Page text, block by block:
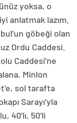
yoksa, o
anlatmak lazım.
göbeği olan
Ordu Caddesi.
Caddesi’ne
Minlon
sol tarafta
Sarayı’yla
40’lı, 50’li